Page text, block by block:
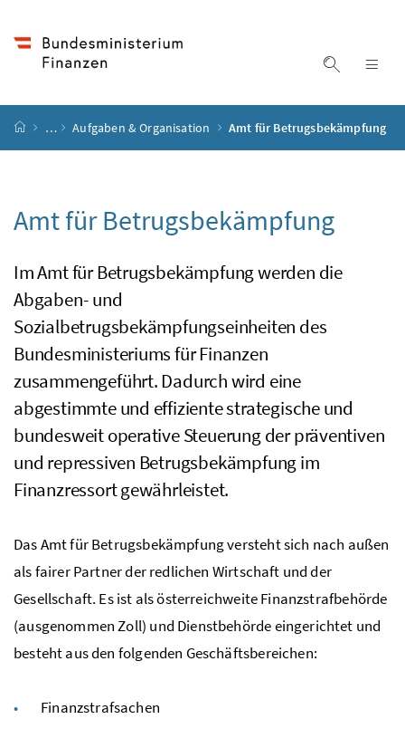
Suche
Startseite
… Aufgaben & Organisation Amt für Betrugsbekämpfung
Amt für Betrugsbekämpfung
Im Amt für Betrugsbekämpfung werden die
Abgaben- und
Sozialbetrugsbekämpfungseinheiten des
Bundesministeriums für Finanzen
zusammengeführt. Dadurch wird eine
abgestimmte und effiziente strategische und
bundesweit operative Steuerung der präventiven
und repressiven Betrugsbekämpfung im
Finanzressort gewährleistet.
Das Amt für Betrugsbekämpfung versteht sich nach außen
als fairer Partner der redlichen Wirtschaft und der
Gesellschaft. Es ist als österreichweite Finanzstrafbehörde
(ausgenommen Zoll) und Dienstbehörde eingerichtet und
besteht aus den folgenden Geschäftsbereichen:
Finanzstrafsachen